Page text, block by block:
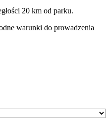
20 km od parku.
warunki do prowadzenia